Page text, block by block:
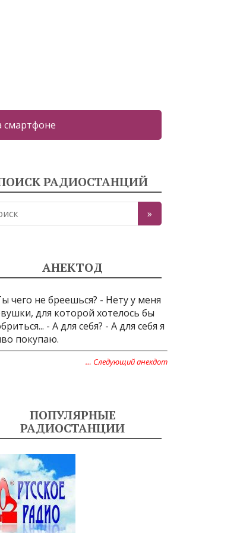
смартфоне
РАДИОСТАНЦИЙ
АНЕКТОД
чего не бреешься? - Нету у меня
для которой хотелось бы
- А для себя? - А для себя я
покупаю.
… Следующий анекдот
ПОПУЛЯРНЫЕ
РАДИОСТАНЦИИ